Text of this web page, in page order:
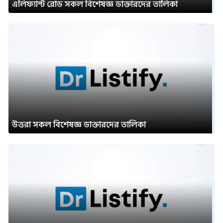
এলিফ্যান্ট রোড সকল বিশেষজ্ঞ ডাক্তারদের তালিকা
উত্তরা সকল বিশেষজ্ঞ ডাক্তারদের তালিকা